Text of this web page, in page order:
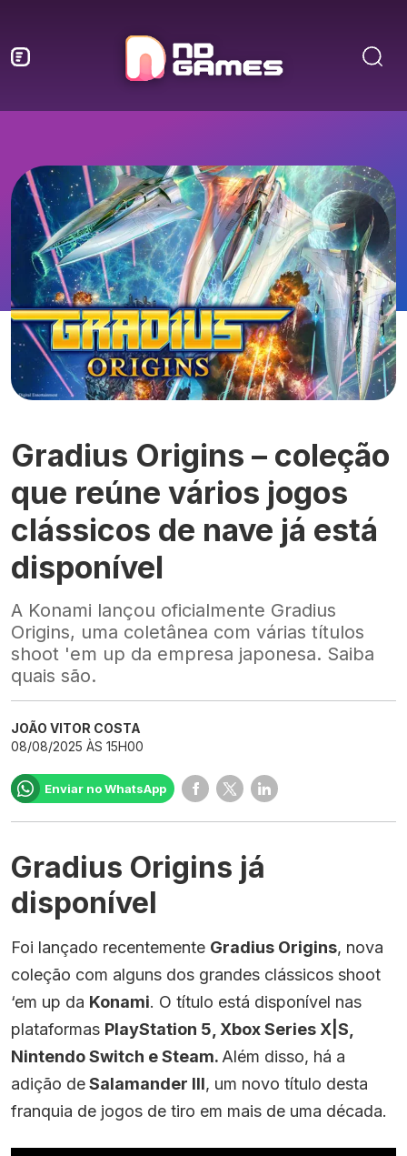
Gradius Origins – coleção
que reúne vários jogos
clássicos de nave já está
disponível
A Konami lançou oficialmente Gradius
Origins, uma coletânea com várias títulos
shoot 'em up da empresa japonesa. Saiba
quais são.
JOÃO VITOR COSTA
08/08/2025 ÀS 15H00
Enviar no WhatsApp
Gradius Origins já
disponível
Foi lançado recentemente Gradius Origins, nova
coleção com alguns dos grandes clássicos shoot
‘em up da Konami. O título está disponível nas
plataformas PlayStation 5, Xbox Series X|S,
Nintendo Switch e Steam.Além disso, há a
adição deSalamander III, um novo título desta
franquia de jogos de tiro em mais de uma década.